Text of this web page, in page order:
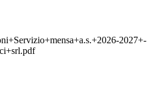
2027+-